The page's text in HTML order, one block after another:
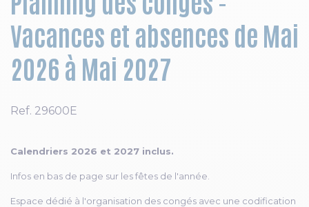
Vacances et absences de Mai
2026 à Mai 2027
Ref. 29600E
Calendriers 2026 et 2027 inclus.
Infos en bas de page sur les fêtes de l'année.
Espace dédié à l'organisation des congés avec une codification